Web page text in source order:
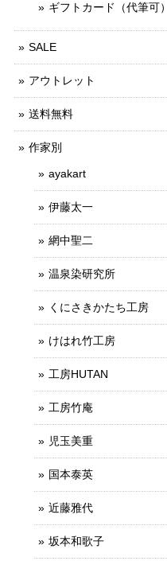
ギフトカード（代筆可）
SALE
アウトレット
送料無料
作家別
ayakart
伊藤太一
網中聖二
温泉染研究所
くにさきかたち工房
けはれ竹工房
工房HUTAN
工房竹庵
児玉美重
国本泰英
近藤雅代
坂本和歌子